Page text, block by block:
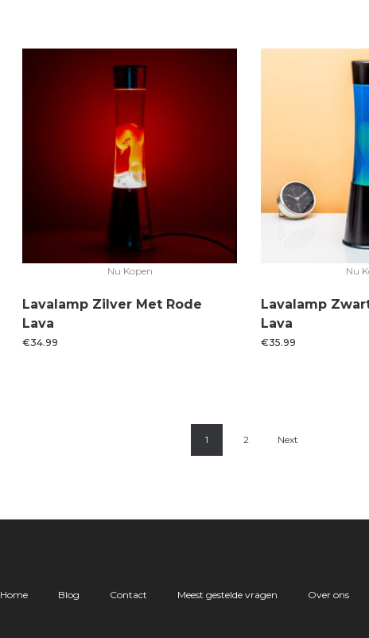
Nu Kopen
Lavalamp Zilver Met Rode
Lava
€34.99
Nu
Lavalamp
Lava
€35.99
1 2 Next
Home Blog Contact Meest gestelde vragen Over ons